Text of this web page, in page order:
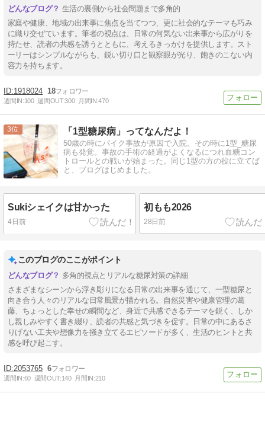
生活の裏側から社会問題まで多角的
家庭や健康、地域の出来事に焦点を当てつつ、更に社会的なテーマも巧み
に織り交ぜています。筆者の視点は、日常の何気ない出来事から広がりを
持たせ、読者の共感を誘うとともに、考えるきっかけを提供します。スト
ーリーはシンプルながらも、鋭い切り口と観察眼が光り、飽きのこない内
容力を持ちます。
1918024 18
週間IN:100 週間OUT:300 月間IN:470
3 「1型糖尿病」ってなんだよ！
50歳の時にバイク事故が原因で入院。その時に1型_糖尿
病も発覚。事故の手術の経過がよくなるにつれ血糖コン
トロールとの戦いが始まった。同じ1型の方の役に立てば
と、ブログはじめました。
Sukiシェイクは甘かった
4日前
初もも2026
28日前
このブログのここがポイント
多角的視点とリアルな糖尿対策の詳細
さまざまなシーンから浮き彫りになる日常の出来事を通じて、一型糖尿と
向き合う人々のリアルな日常風景が描かれる。自然災害や健康管理の葛
藤、ちょっとした幸せの瞬間など、身近で共感できるテーマを鋭く、しか
し親しみやすく書き綴り、読者の共感と気づきを促す。日常の中にあるさ
りげない工夫や想像力を掻き立てるエピソードが多く、生活のヒントと共
感を呼び起こす。
2053765 6
週間IN:60 週間OUT:140 月間IN:210